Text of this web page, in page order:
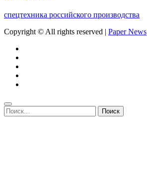
спецтехника российского производства
Copyright © All rights reserved | Paper News
Найти: